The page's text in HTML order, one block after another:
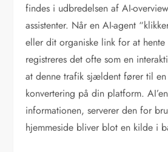
findes i udbredelsen af AI-
assistenter. Når en AI-agent
eller dit organiske link for at
registreres det ofte som en
at denne trafik sjældent fører til
konvertering på din platform.
informationen, serverer den for
hjemmeside bliver blot en kilde i